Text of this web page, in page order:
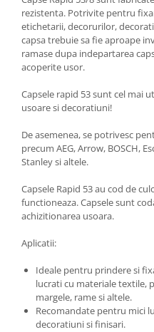
rezistenta. Potrivite pentru
etichetarii, decorurilor,
capsa trebuie sa fie aproape
ramase dupa indepartarea
acoperite usor.
Capsele rapid 53 sunt cel mai
usoare si decoratiuni!
De asemenea, se potrivesc
precum AEG, Arrow, BOSCH,
Stanley si altele.
Capsele Rapid 53 au cod de
functioneaza. Capsele sunt
achizitionarea usoara.
Aplicatii:
Ideale pentru prindere si
lucrati cu materiale textile,
margele, rame si altele.
Recomandate pentru mici
decoratiuni si finisari.